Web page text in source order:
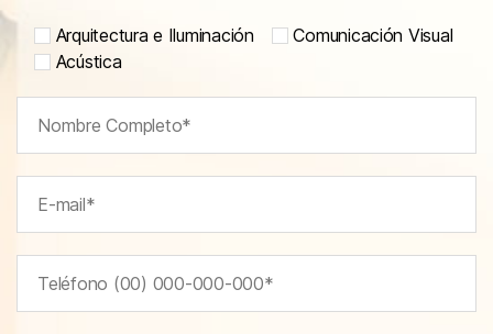
Arquitectura e Iluminación
Comunicación Visual
Acústica